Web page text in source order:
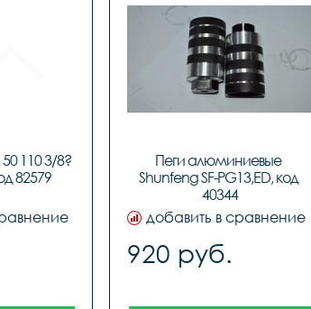
110 3/8?
82579
Пеги алюминиевые
Shunfeng SF-PG13,ED, код
40344
добавить в сравнение
920 руб.